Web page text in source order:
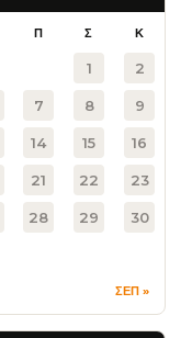
Π Σ Κ
1 2
7 8 9
14 15 16
21 22 23
28 29 30
ΣΕΠ »